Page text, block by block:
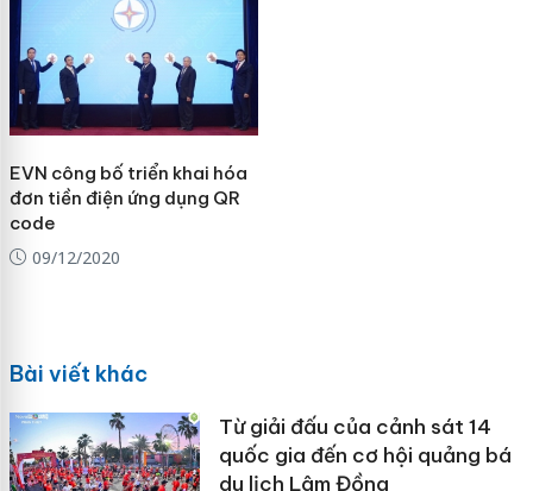
EVN công bố triển khai hóa
đơn tiền điện ứng dụng QR
code
09/12/2020
Bài viết khác
Từ giải đấu của cảnh sát 14
quốc gia đến cơ hội quảng bá
du lịch Lâm Đồng